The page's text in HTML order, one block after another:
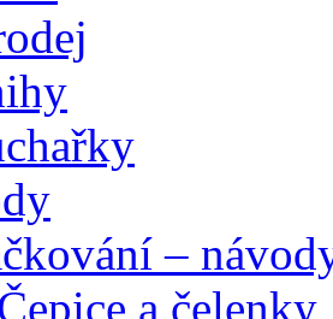
–
a čelenky